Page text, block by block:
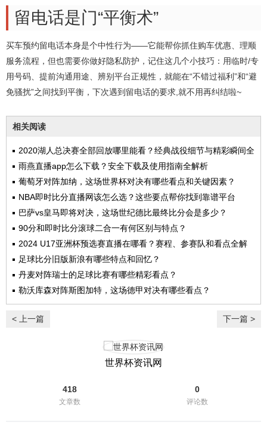
留电话是门“平衡术”
买车预约留电话本身是个中性行为——它能帮你抓住购车优惠、理顺
服务流程，但也需要你做好隐私防护，记住这几个小技巧：用临时/专
用号码、提前沟通用途、辨别平台正规性，就能在“不错过福利”和“避
免骚扰”之间找到平衡，下次遇到留电话的要求,就不用再纠结啦~
相关阅读
2020湖人总决赛全部回放哪里能看？经典战役细节与精彩瞬间全
解析
雨燕直播app怎么下载？安全下载及使用指南全解析
葡萄牙对阵加纳，这场世界杯对决有哪些看点和关键因素？
NBA即时比分直播网该怎么选？这些要点帮你找到靠谱平台
巴萨vs皇马即将对决，这场世纪德比最终比分会是多少？
90分和即时比分滚球二合一有何区别与特点？
2024 U17亚洲杯预选赛直播在哪看？赛程、参赛队和看点全解
析
足球比分旧版新浪有哪些特点和回忆？
丹麦对阵瑞士的足球比赛有哪些精彩看点？
勒沃库森对阵斯图加特，这场德甲对决有哪些看点？
< 上一篇 下一篇 >
世界杯资讯网
418
文章数
0
评论数